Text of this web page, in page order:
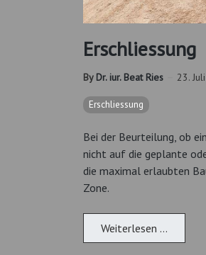
Erschliessung
By Dr. iur. Beat Ries 23.
Erschliessung
Bei der Beurteilung, ob
nicht auf die geplante
die maximal erlaubten
Zone.
Weiterlesen …